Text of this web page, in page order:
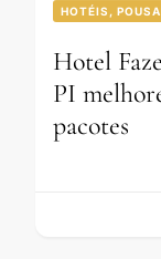
HOTÉIS,
Hotel
PI
pacotes